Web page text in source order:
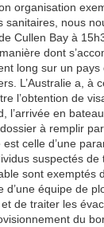
organisation
sanitaires, nous
Cullen Bay à
dont
long sur un
L’Australie a, à
l’obtention de
l’arrivée en
dossier à remplir
est celle d’une
suspectés
sont exemptés
d’une équipe de
de traiter les
du